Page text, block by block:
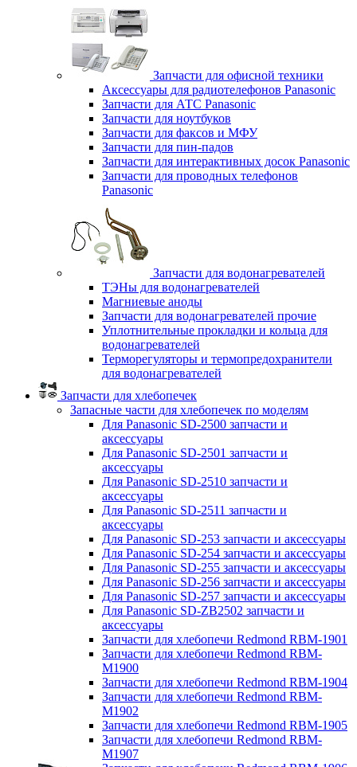
Запчасти для офисной техники
Аксессуары для радиотелефонов Panasonic
Запчасти для АТС Panasonic
Запчасти для ноутбуков
Запчасти для факсов и МФУ
Запчасти для пин-падов
Запчасти для интерактивных досок Panasonic
Запчасти для проводных телефонов
Panasonic
Запчасти для водонагревателей
ТЭНы для водонагревателей
Магниевые аноды
Запчасти для водонагревателей прочие
Уплотнительные прокладки и кольца для
водонагревателей
Терморегуляторы и термопредохранители
для водонагревателей
Запчасти для хлебопечек
Запасные части для хлебопечек по моделям
Для Panasonic SD-2500 запчасти и
аксессуары
Для Panasonic SD-2501 запчасти и
аксессуары
Для Panasonic SD-2510 запчасти и
аксессуары
Для Panasonic SD-2511 запчасти и
аксессуары
Для Panasonic SD-253 запчасти и аксессуары
Для Panasonic SD-254 запчасти и аксессуары
Для Panasonic SD-255 запчасти и аксессуары
Для Panasonic SD-256 запчасти и аксессуары
Для Panasonic SD-257 запчасти и аксессуары
Для Panasonic SD-ZB2502 запчасти и
аксессуары
Запчасти для хлебопечи Redmond RBM-1901
Запчасти для хлебопечи Redmond RBM-
M1900
Запчасти для хлебопечи Redmond RBM-1904
Запчасти для хлебопечи Redmond RBM-
M1902
Запчасти для хлебопечи Redmond RBM-1905
Запчасти для хлебопечи Redmond RBM-
M1907